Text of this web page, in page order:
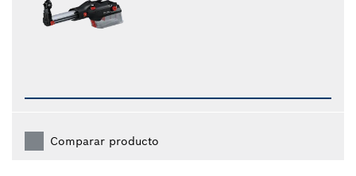
Comparar producto